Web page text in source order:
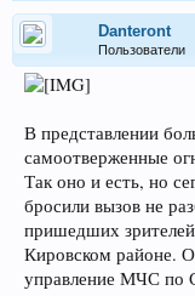
Danteront
Пользователи
В представлении
самоотверженные
Так оно и есть, но
бросили вызов не
пришедших
Кировском районе.
управление МЧС по